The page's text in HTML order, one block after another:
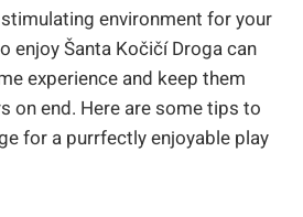
environment for your
enjoy⁢ Šanta Kočičí Droga can
⁢experience and ⁣keep them
on end. Here ⁣are some tips to
‍for a purrfectly enjoyable play